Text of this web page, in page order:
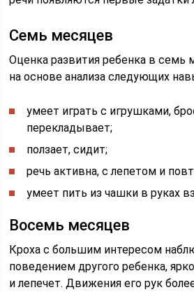
Семь месяцев
Оценка развития ребенка в семь
на основе анализа следующих
умеет играть с игрушками,
перекладывает;
ползает, сидит;
речь активна, с лепетом и
умеет пить из чашки в руках
Восемь месяцев
Кроха с большим интересом
поведением другого ребенка,
и лепечет. Движения его рук